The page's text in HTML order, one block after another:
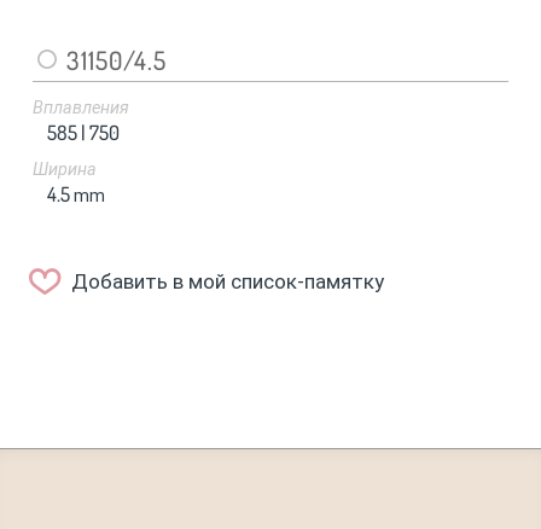
31150/4.5
Вплавления
585 |750
Ширина
4.5mm
Добавить в мой список-памятку